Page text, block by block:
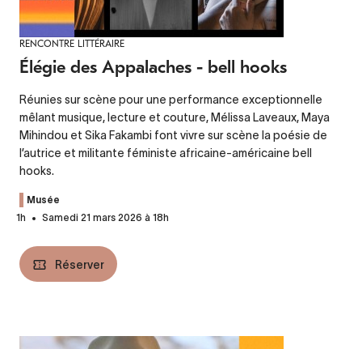
RENCONTRE LITTÉRAIRE
Élégie des Appalaches - bell hooks
Réunies sur scène pour une performance exceptionnelle
mêlant musique, lecture et couture, Mélissa Laveaux, Maya
Mihindou et Sika Fakambi font vivre sur scène la poésie de
l’autrice et militante féministe africaine-américaine bell
hooks.
Musée
1h
Samedi 21 mars 2026 à 18h
Réserver